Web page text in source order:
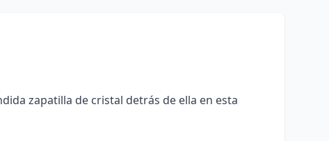
zapatilla de cristal detrás de ella en esta